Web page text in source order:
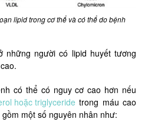
lipid trong cơ thể và có thể do bệnh
những người có lipid huyết tương
có thể có nguy cơ cao hơn nếu
hoặc triglyceride trong máu cao
một số nguyên nhân như: